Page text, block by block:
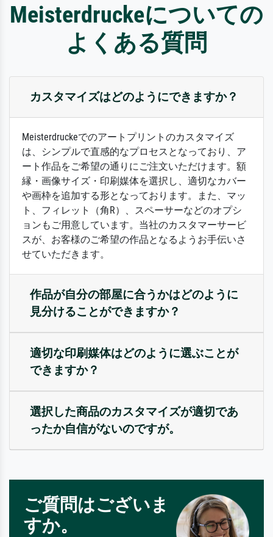
Meisterdruckeについての
よくある質問
カスタマイズはどのようにできますか？
Meisterdruckeでのアートプリントのカスタマイズ
は、シンプルで直感的なプロセスとなっており、ア
ート作品をご希望の通りにご注文いただけます。額
縁・画像サイズ・印刷媒体を選択し、適切なカバー
や画枠を追加する形となっております。また、マッ
ト、フィレット（角R）、スペーサーなどのオプシ
ョンもご用意しています。当社のカスタマーサービ
スが、お客様のご希望の作品となるようお手伝いさ
せていただきます。
作品が自分の部屋に合うかはどのように
見分けることができますか？
適切な印刷媒体はどのように選ぶことが
できますか？
選択した商品のカスタマイズが適切であ
ったか自信がないのですが。
ご質問はございま
すか。